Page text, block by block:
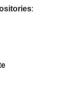
: